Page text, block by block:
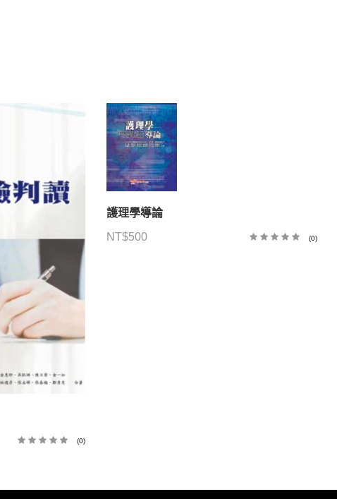
(0)
護理學導論
NT$500 (0)